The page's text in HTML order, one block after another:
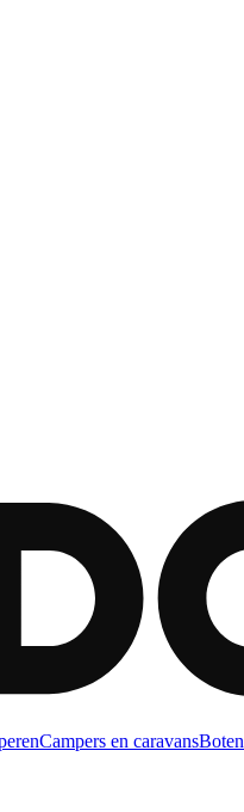
Campers en caravansBoten